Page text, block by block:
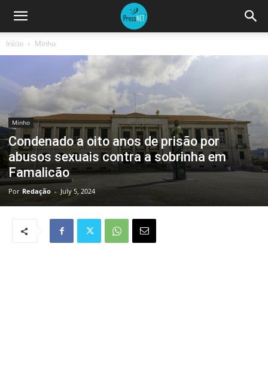
Início Minho
Minho
Condenado a oito anos de prisão por
abusos sexuais contra a sobrinha em
Famalicão
Por Redação - July 5, 2024